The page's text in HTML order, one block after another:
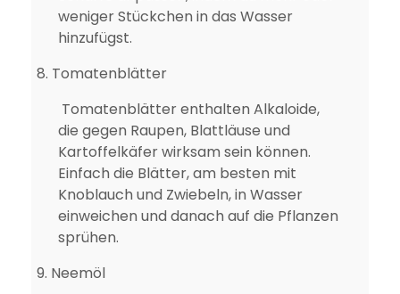
weniger Stückchen in das Wasser
hinzufügst.
8. Tomatenblätter
Tomatenblätter enthalten Alkaloide,
die gegen Raupen, Blattläuse und
Kartoffelkäfer wirksam sein können.
Einfach die Blätter, am besten mit
Knoblauch und Zwiebeln, in Wasser
einweichen und danach auf die Pflanzen
sprühen.
9. Neemöl